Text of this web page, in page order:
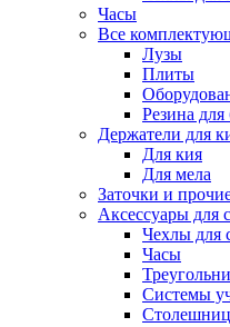
Часы
Все
Лузы
Плиты
Резина для
Держатели для
Для кия
Для мела
Заточки и
Аксессуары для
Чехлы для
Часы
Системы